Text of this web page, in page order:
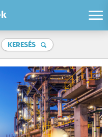
KERESÉS